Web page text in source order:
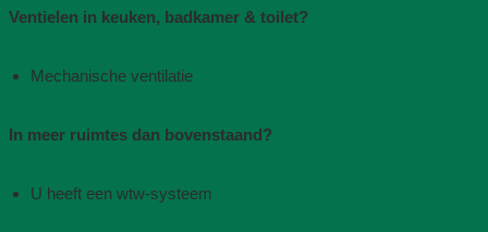
Ventielen in keuken, badkamer & toilet?
Mechanische ventilatie​
In meer ruimtes dan bovenstaand?
U heeft een wtw-systeem